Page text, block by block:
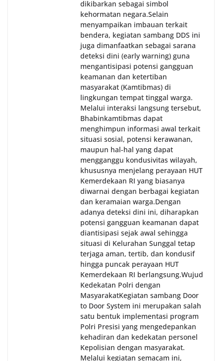
dikibarkan sebagai simbol
kehormatan negara.‎‎‎Selain
menyampaikan imbauan terkait
bendera, kegiatan sambang DDS ini
juga dimanfaatkan sebagai sarana
deteksi dini (early warning) guna
mengantisipasi potensi gangguan
keamanan dan ketertiban
masyarakat (Kamtibmas) di
lingkungan tempat tinggal warga.
Melalui interaksi langsung tersebut,
Bhabinkamtibmas dapat
menghimpun informasi awal terkait
situasi sosial, potensi kerawanan,
maupun hal-hal yang dapat
mengganggu kondusivitas wilayah,
khususnya menjelang perayaan HUT
Kemerdekaan RI yang biasanya
diwarnai dengan berbagai kegiatan
dan keramaian warga.‎‎Dengan
adanya deteksi dini ini, diharapkan
potensi gangguan keamanan dapat
diantisipasi sejak awal sehingga
situasi di Kelurahan Sunggal tetap
terjaga aman, tertib, dan kondusif
hingga puncak perayaan HUT
Kemerdekaan RI berlangsung.‎‎Wujud
Kedekatan Polri dengan
Masyarakat‎Kegiatan sambang Door
to Door System ini merupakan salah
satu bentuk implementasi program
Polri Presisi yang mengedepankan
kehadiran dan kedekatan personel
Kepolisian dengan masyarakat.
Melalui kegiatan semacam ini,